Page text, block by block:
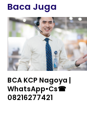
Baca Juga
BCA KCP Nagoya |
WhatsApp•Cs☎
08216277421